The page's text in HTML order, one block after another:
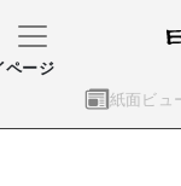
紙面ビュ
ページ